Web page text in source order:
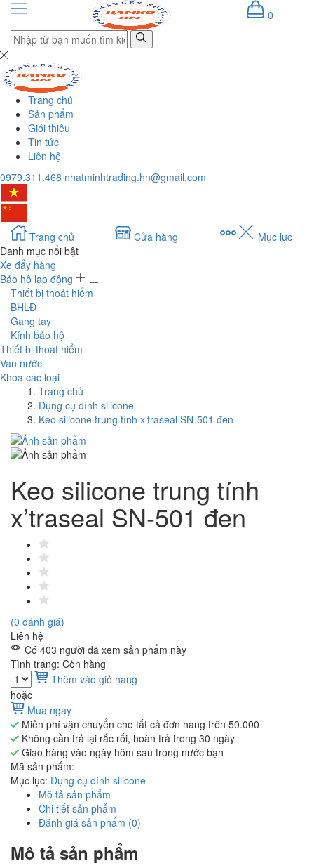
0
Trang chủ
Sản phẩm
Giới thiệu
Tin tức
Liên hệ
0979.311.468 nhatminhtrading.hn@gmail.com
Trang chủ Cửa hàng
Mục lục
Danh mục nổi bật
Xe đẩy hàng
Bảo hộ lao động
Thiết bị thoát hiểm
BHLĐ
Gang tay
Kính bảo hộ
Thiết bị thoát hiểm
Van nước
Khóa các loại
Trang chủ
Dụng cụ dính silicone
Keo silicone trung tính x’traseal SN-501 đen
Keo silicone trung tính
x’traseal SN-501 đen
(0 đánh giá)
Liên hệ
Có 403 người đã xem sản phẩm này
Tình trạng: Còn hàng
Thêm vào giỏ hàng
hoặc
Mua ngay
Miễn phí vận chuyển cho tất cả đơn hàng trên 50.000
Không cần trả lại rắc rối, hoàn trả trong 30 ngày
Giao hàng vào ngày hôm sau trong nước bạn
Mã sản phẩm:
Mục lục: Dụng cụ dính silicone
Mô tả sản phẩm
Chi tiết sản phẩm
Đánh giá sản phẩm (0)
Mô tả sản phẩm